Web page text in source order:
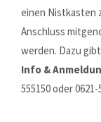
einen Nistkasten
Anschluss
werden. Dazu
Info &
555150 oder